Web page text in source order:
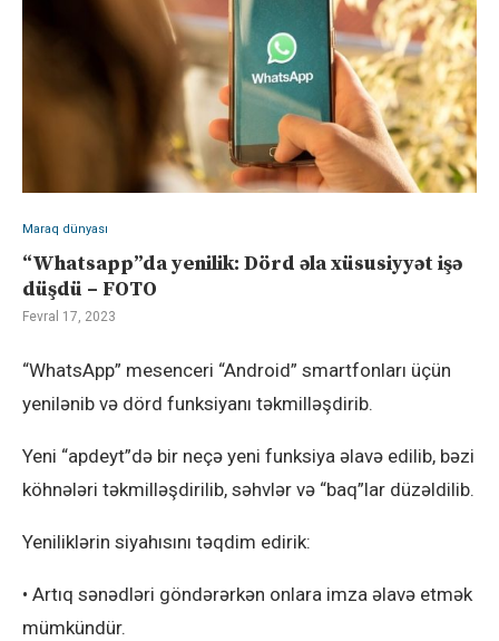
Maraq dünyası
“Whatsapp”da yenilik: Dörd əla xüsusiyyət işə
düşdü – FOTO
Fevral 17, 2023
“WhatsApp” mesenceri “Android” smartfonları üçün
yenilənib və dörd funksiyanı təkmilləşdirib.
Yeni “apdeyt”də bir neçə yeni funksiya əlavə edilib, bəzi
köhnələri təkmilləşdirilib, səhvlər və “baq”lar düzəldilib.
Yeniliklərin siyahısını təqdim edirik:
• Artıq sənədləri göndərərkən onlara imza əlavə etmək
mümkündür.